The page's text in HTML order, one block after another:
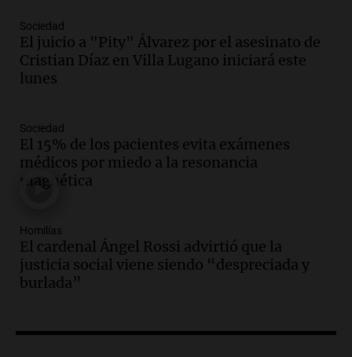
Una mañana para todos
Episodios
Audio.Casabindo se prepara para una
celebración única: 30.000 turistas y el
Episodios
Audio.Borges, abogada de Pourrain:
"Tres hombres se lo llevaron para
Episodios
Audio.Voluntarios limpiaron 9.000
metros del río Suquía y retiraron hasta
800 kilos de basura por jornada
Sociedad
El juicio a "Pity" Álvarez por el asesinato de
Cristian Díaz en Villa Lugano iniciará este
lunes
Sociedad
El 15% de los pacientes evita exámenes
médicos por miedo a la resonancia
magnética
Homilías
El cardenal Ángel Rossi advirtió que la
justicia social viene siendo “despreciada y
burlada”